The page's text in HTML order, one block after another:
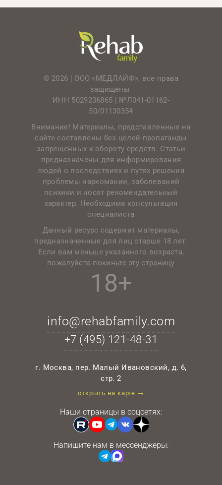
© 2026 | ООО «МЕДЛАЙФ», все права
защищены
ИНН 5029236865 | №Л041-01162-
50/01130354
Внимание! Материалы, представленные на
сайте составлены без целей пропаганды
запрещенных к обороту средств. Статьи
предназначены для информирования
людей о последствиях и путях решения
проблемы наркомании, заболеваний
психики и носят рекомендательный
характер. Необходима консультация
специалиста
Данный ресурс содержит материалы,
предназначенные для лиц старше 18 лет.
Если вам меньше указанного возраста,
пожалуйста покиньте эту страницу
18+
info@rehabfamily.com
+7 (495) 121-48-31
г. Москва, пер. Малый Ивановский, д. 6,
стр. 2
открыть на карте →
Наши страницы в соцсетях:
Напишите нам в мессенджеры: